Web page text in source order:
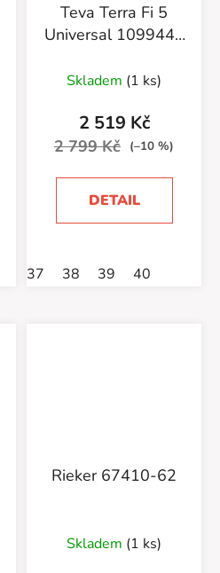
Teva Terra Fi 5
Universal 1099443
Black/Phantom
Skladem (1 ks)
2 519 Kč
2 799 Kč (–10 %)
DETAIL
37 38 39 40
Rieker 67410-62
Skladem (1 ks)